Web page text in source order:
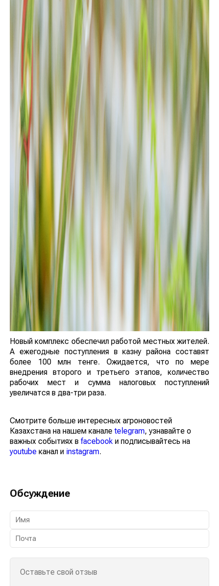
Новый комплекс обеспечил работой местных жителей.
А ежегодные поступления в казну района составят
более 100 млн тенге. Ожидается, что по мере
внедрения второго и третьего этапов, количество
рабочих мест и сумма налоговых поступлений
увеличатся в два-три раза.
Смотрите больше интересных агроновостей
Казахстана на нашем канале telegram, узнавайте о
важных событиях в facebook и подписывайтесь на
youtube канал и instagram.
Обсуждение